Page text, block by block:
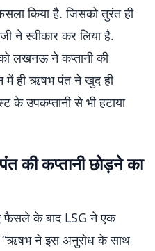
किया है. जिसको तुरंत ही
ने स्वीकार कर लिया है.
लखनऊ ने कप्तानी की
में ही ऋषभ पंत ने खुद ही
के उपकप्तानी से भी हटाया
की कप्तानी छोड़ने का
के बाद LSG ने एक
“ऋषभ ने इस अनुरोध के साथ